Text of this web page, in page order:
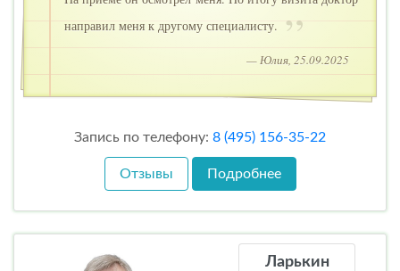
направил меня к другому специалисту.
— Юлия, 25.09.2025
Запись по телефону: 8 (495) 156-35-22
Отзывы Подробнее
Ларькин